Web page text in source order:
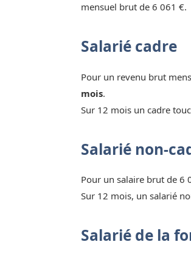
mensuel brut de 6 061 €.
Salarié cadre
Pour un revenu brut
mois.
Sur 12 mois un cadre
Salarié non-
Pour un salaire brut de 6
Sur 12 mois, un salarié
Salarié de la